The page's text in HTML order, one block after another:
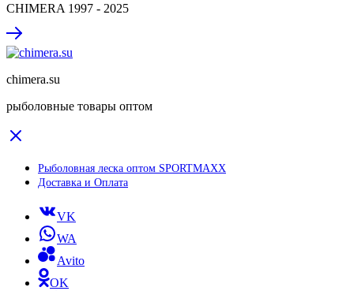
CHIMERA 1997 - 2025
chimera.su
рыболовные товары оптом
Рыболовная леска оптом SPORTMAXX
Доставка и Оплата
VK
WA
Avito
OK